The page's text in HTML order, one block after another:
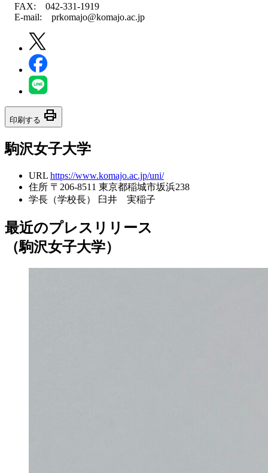
FAX: 042-331-1919
E-mail: prkomajo@komajo.ac.jp
印刷する print
駒沢女子大学
URL https://www.komajo.ac.jp/uni/
住所 〒206-8511 東京都稲城市坂浜238
学長（学校長）
臼井 実稲子
最近のプレスリリース
（駒沢女子大学）